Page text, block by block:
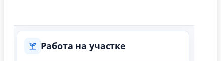
Работа на участке